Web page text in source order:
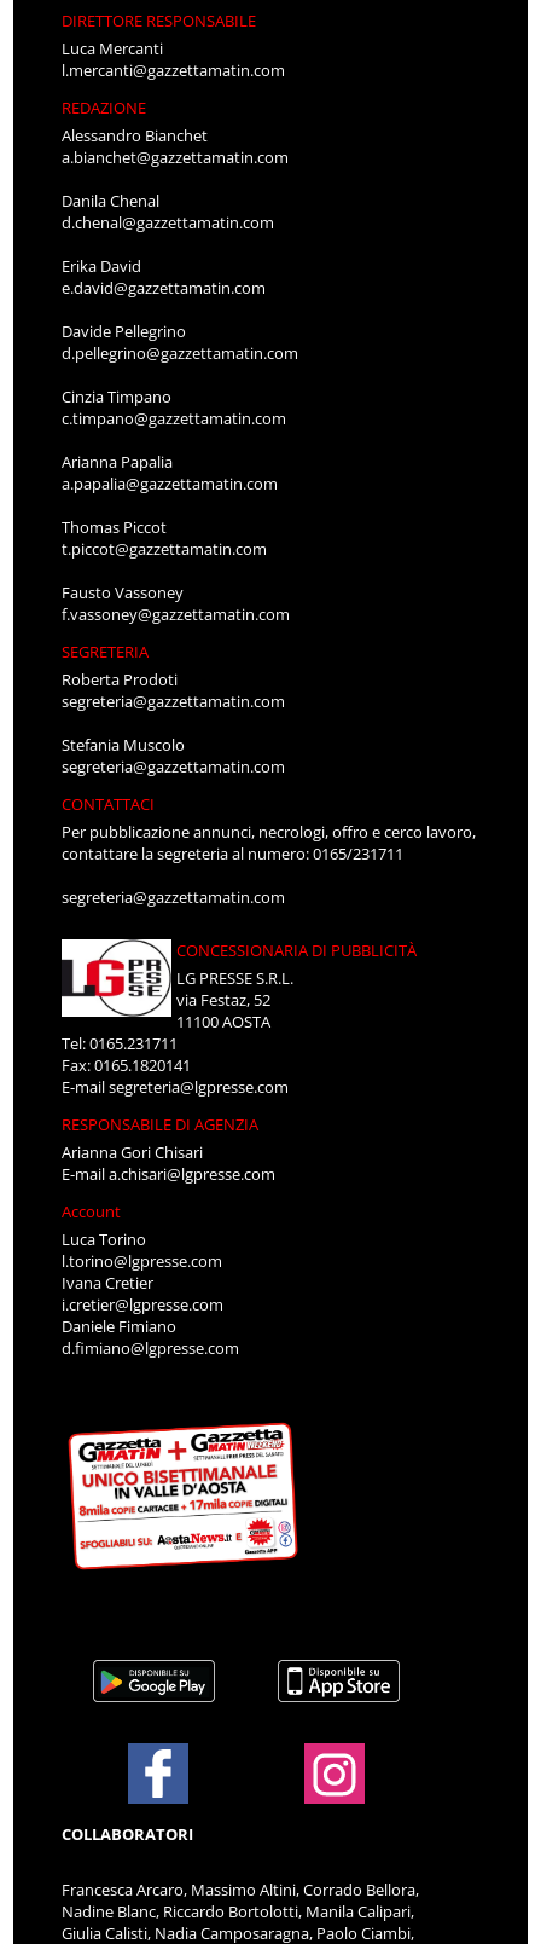
DIRETTORE RESPONSABILE
Luca Mercanti
l.mercanti@gazzettamatin.com
REDAZIONE
Alessandro Bianchet
a.bianchet@gazzettamatin.com
Danila Chenal
d.chenal@gazzettamatin.com
Erika David
e.david@gazzettamatin.com
Davide Pellegrino
d.pellegrino@gazzettamatin.com
Cinzia Timpano
c.timpano@gazzettamatin.com
Arianna Papalia
a.papalia@gazzettamatin.com
Thomas Piccot
t.piccot@gazzettamatin.com
Fausto Vassoney
f.vassoney@gazzettamatin.com
SEGRETERIA
Roberta Prodoti
segreteria@gazzettamatin.com
Stefania Muscolo
segreteria@gazzettamatin.com
CONTATTACI
Per pubblicazione annunci, necrologi, offro e cerco lavoro,
contattare la segreteria al numero: 0165/231711
segreteria@gazzettamatin.com
CONCESSIONARIA DI PUBBLICITÀ
LG PRESSE S.R.L.
via Festaz, 52
11100 AOSTA
Tel: 0165.231711
Fax: 0165.1820141
E-mailsegreteria@lgpresse.com
RESPONSABILE DI AGENZIA
Arianna Gori Chisari
E-maila.chisari@lgpresse.com
Account
Luca Torino
l.torino@lgpresse.com
Ivana Cretier
i.cretier@lgpresse.com
Daniele Fimiano
d.fimiano@lgpresse.com
COLLABORATORI
Francesca Arcaro, Massimo Altini, Corrado Bellora,
Nadine Blanc, Riccardo Bortolotti, Manila Calipari,
Giulia Calisti, Nadia Camposaragna, Paolo Ciambi,